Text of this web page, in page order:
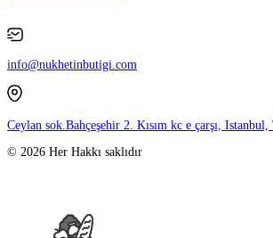
info@nukhetinbutigi.com
Ceylan sok.Bahçeşehir 2. Kısım kc e çarşı,
© 2026 Her Hakkı saklıdır